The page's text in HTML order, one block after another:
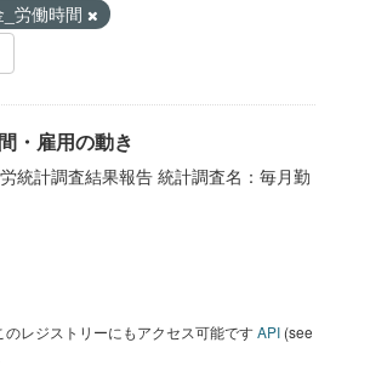
労働時間
・雇用の動き
統計調査結果報告 統計調査名：毎月勤
のレジストリーにもアクセス可能ですAPI (see